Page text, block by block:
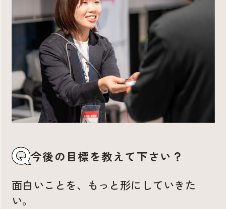
今後の目標を教えて下さい？
面白いことを、もっと形にしていきた
い。